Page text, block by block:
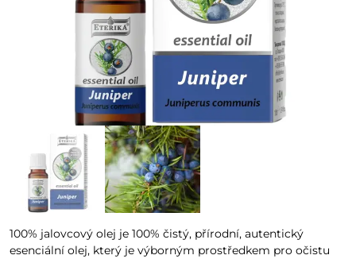
100% jalovcový olej je 100% čistý, přírodní, autentický
esenciální olej, který je výborným prostředkem pro očistu